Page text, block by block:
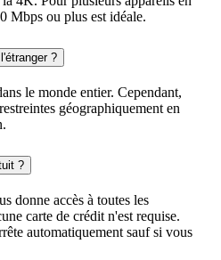
Mbps ou plus est idéale.
?
le monde entier. Cependant,
géographiquement en
?
donne accès à toutes les
carte de crédit n'est requise.
automatiquement sauf si vous